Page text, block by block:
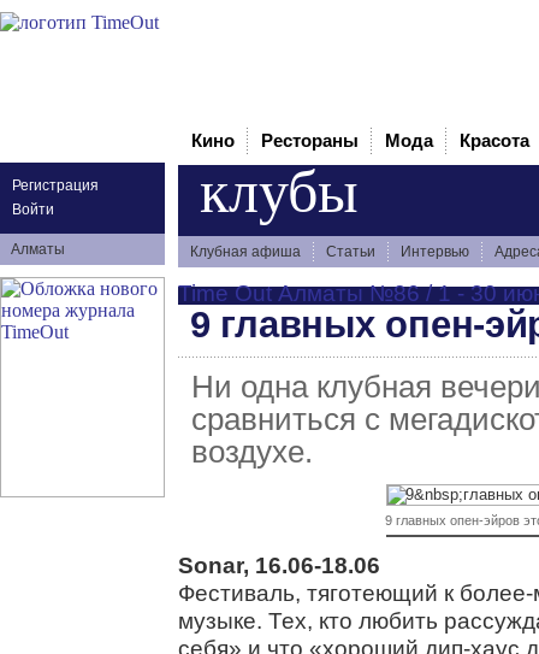
Регистрация
Войти
Алматы
Кино Рестораны Мода Красота
клубы
Клубная афиша Статьи Интервью
Time Out Алматы №86 / 1 - 30
9 главных опен-
Ни одна клубная
сравниться с
воздухе.
9 главных опен-эйров
Sonar, 16.06-18.06
Фестиваль, тяготеющий к
музыке. Тех, кто любить
себя» и что «хороший дип-хаус